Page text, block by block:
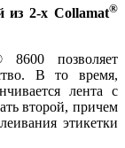
из 2-х Collamat®
8600 позволяет
В то время,
лента с
второй, причем
этикетки